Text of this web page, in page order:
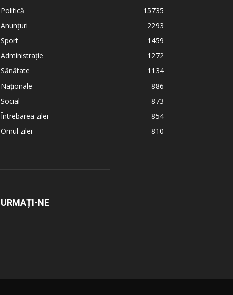
Politică
15735
Anunțuri
2293
Sport
1459
Administrație
1272
Sănătate
1134
Naționale
886
Social
873
Întrebarea zilei
854
Omul zilei
810
URMAȚI-NE